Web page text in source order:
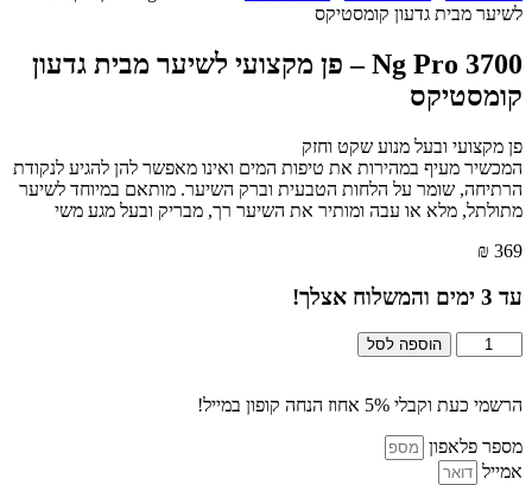
לשיער מבית גדעון קומסטיקס
Ng Pro 3700 – פן מקצועי לשיער מבית גדעון
קומסטיקס
פן מקצועי ובעל מנוע שקט וחזק
המכשיר מעיף במהירות את טיפות המים ואינו מאפשר להן להגיע לנקודת
הרתיחה, שומר על הלחות הטבעית וברק השיער. מותאם במיוחד לשיער
מתולתל, מלא או עבה ומותיר את השיער רך, מבריק ובעל מגע משי
₪ 369
עד 3 ימים והמשלוח אצלך!
כמות
של
Pro
-
פן
הוספה לסל
הרשמי כעת וקבלי 5% אחוז הנחה קופון במייל!
מספר פלאפון
אמייל